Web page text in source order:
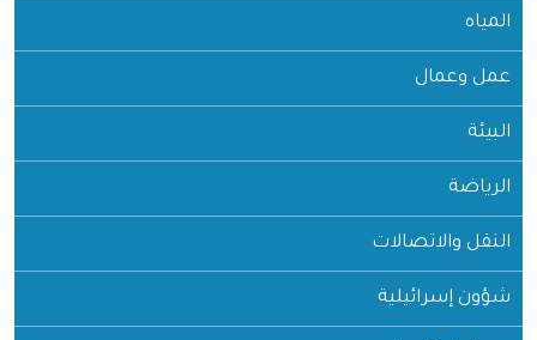
المياه
عمل وعمال
البيئة
الرياضة
النقل والاتصالات
شؤون إسرائيلية